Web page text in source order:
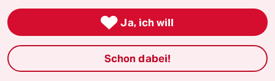
genossenschaft
taz zahl ich
recherchefonds ausland
 Ja, ich will
Schon dabei!